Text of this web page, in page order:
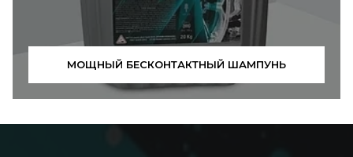
МОЩНЫЙ БЕСКОНТАКТНЫЙ ШАМПУНЬ